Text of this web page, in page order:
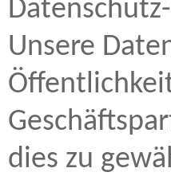
Unsere
dies zu